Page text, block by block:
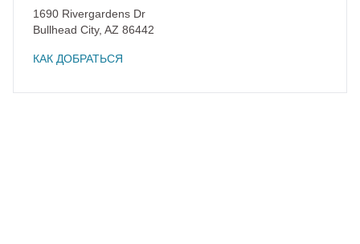
1690 Rivergardens Dr
Bullhead City, AZ 86442
КАК ДОБРАТЬСЯ